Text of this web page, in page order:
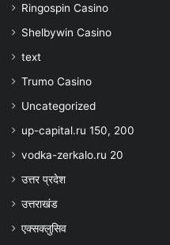
Ringospin Casino
Shelbywin Casino
text
Trumo Casino
Uncategorized
up-capital.ru 150, 200
vodka-zerkalo.ru 20
उत्तर प्रदेश
उत्तराखंड
एक्सक्लुसिव